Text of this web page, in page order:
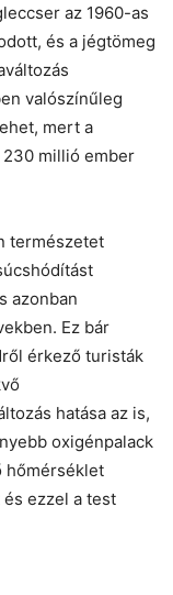
az 1960-as
és a jégtömeg
valószínűleg
mert a
millió ember
természetet
azonban
Ez bár
érkező turisták
hatása az is,
oxigénpalack
hőmérséklet
ezzel a test